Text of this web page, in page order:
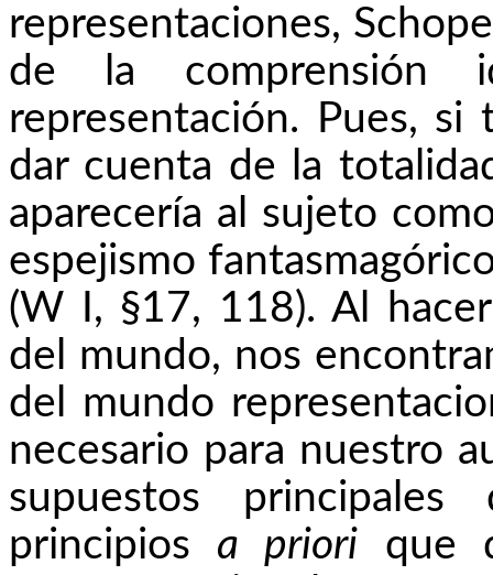
representaciones,
de la comprensión
representación. Pues,
dar cuenta de la
aparecería al sujeto
espejismo
(W I, §17, 118). Al
del mundo, nos
del mundo
necesario para nuestro
supuestos
principios a priori que